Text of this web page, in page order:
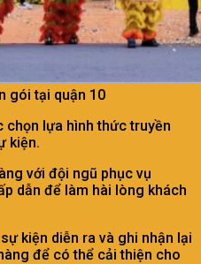
gói tại quận 10
chọn lựa hình thức truyền
kiện.
với đội ngũ phục vụ
dẫn để làm hài lòng khách
kiện diễn ra và ghi nhận lại
để có thể cải thiện cho